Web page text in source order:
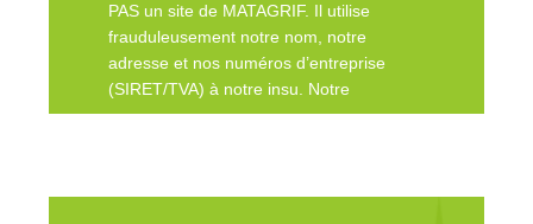
PAS un site de MATAGRIF. Il utilise
frauduleusement notre nom, notre
adresse et nos numéros d’entreprise
(SIRET/TVA) à notre insu. Notre